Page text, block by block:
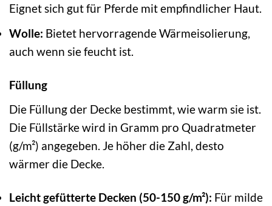
Eignet sich gut für Pferde mit empfindlicher Haut.
Wolle: Bietet hervorragende Wärmeisolierung,
auch wenn sie feucht ist.
Füllung
Die Füllung der Decke bestimmt, wie warm sie ist.
Die Füllstärke wird in Gramm pro Quadratmeter
(g/m²) angegeben. Je höher die Zahl, desto
wärmer die Decke.
Leicht gefütterte Decken (50-150 g/m²): Für milde